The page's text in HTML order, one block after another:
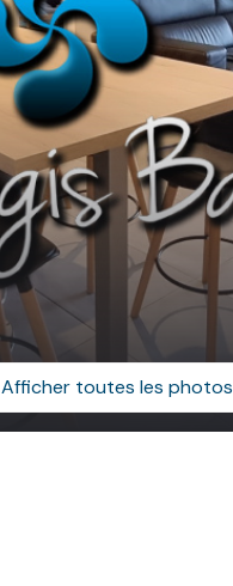
Afficher toutes les photos